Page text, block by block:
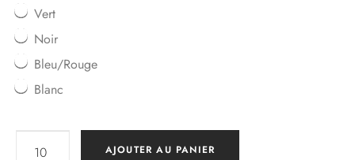
Vert
Noir
Bleu/Rouge
Blanc
AJOUTER AU PANIER